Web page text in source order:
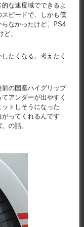
な速度域でできるよ
ピードで、しかも僕
らなかったけど、PS4
。
たくなる。考えたく
の国産ハイグリップ
アンダーが出やすく
トしそうになった
ってくれるんです
の話。